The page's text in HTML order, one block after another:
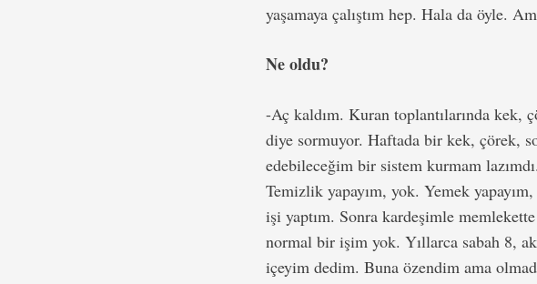
yaşamaya çalıştım hep. Hala da öyle.
Ne oldu?
-Aç kaldım. Kuran toplantılarında kek,
diye sormuyor. Haftada bir kek, çörek,
edebileceğim bir sistem kurmam
Temizlik yapayım, yok. Yemek
işi yaptım. Sonra kardeşimle
normal bir işim yok. Yıllarca sabah 8,
içeyim dedim. Buna özendim ama